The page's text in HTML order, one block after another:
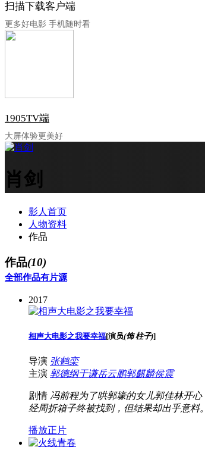
扫描下载客户端
更多好电影 手机随时看
1905TV端
大屏体验更美好
肖剑
影人首页
人物资料
作品
作品(10)
全部作品有片源
2017
相声大电影之我要幸福[演员(饰 柱子)]
导演 张鹤栾
主演 郭德纲于谦岳云鹏郭麒麟侯震
剧情 冯前程为了哄郭壕的女儿郭佳林开
经周折箱子终被找到，但结果却出乎意料。
播放正片